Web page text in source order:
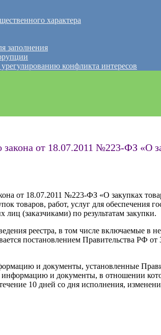
характера
заполнения
конфликта интересов
от 18.07.2011 №223-ФЗ «О
от 18.07.2011 №223-ФЗ «О закупках
товаров, работ, услуг для обеспечения
(заказчиками) по результатам закупки.
реестра, в том числе включаемые в
постановлением Правительства РФ
и документы, установленные
информацию и документы, в отношении
10 дней со дня исполнения,